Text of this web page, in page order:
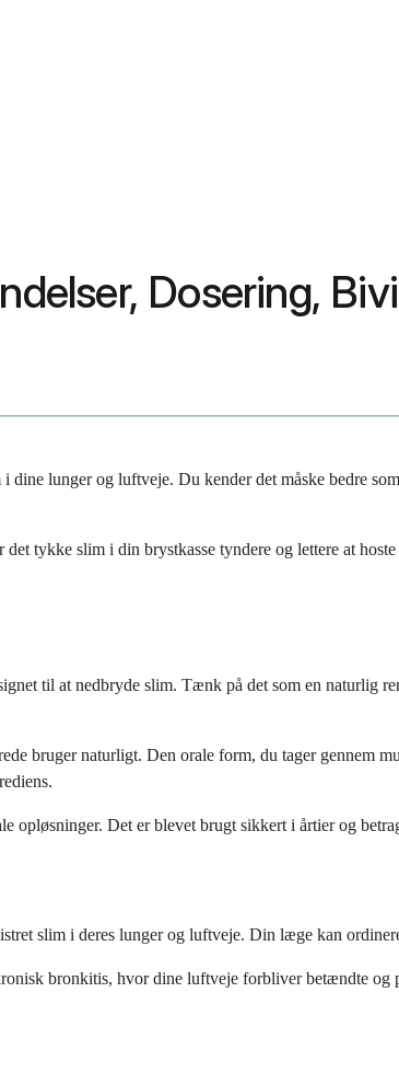
Dosering,
lunger og luftveje. Du kender det måske bedre
tykke slim i din brystkasse tyndere og lettere at
til at nedbryde slim. Tænk på det som en naturlig
bruger naturligt. Den orale form, du tager gennem
Det er blevet brugt sikkert i årtier og
slim i deres lunger og luftveje. Din læge kan
bronkitis, hvor dine luftveje forbliver betændte